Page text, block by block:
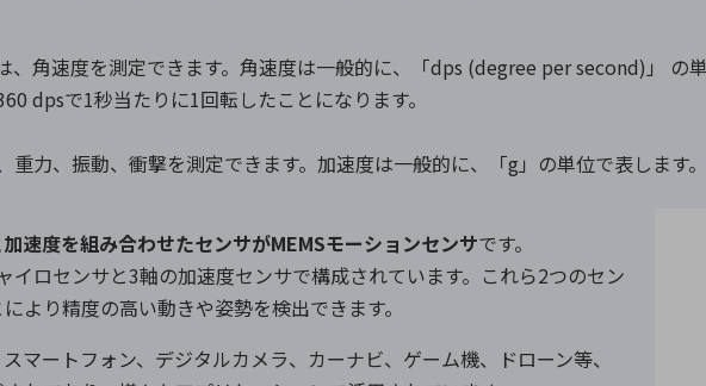
、角速度を測定できます。角速度は一般的に、「dps (degree per second)」 の
dpsで1秒当たりに1回転したことになります。
重力、振動、衝撃を測定できます。加速度は一般的に、「g」の単位で表します。
速度を組み合わせたセンサがMEMSモーションセンサです。
イロセンサと3軸の加速度センサで構成されています。これら2つのセン
より精度の高い動きや姿勢を検出できます。
マートフォン、デジタルカメラ、カーナビ、ゲーム機、ドローン等、